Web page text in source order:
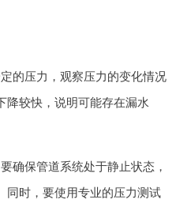
的压力，观察压力的变化情况
降较快，说明可能存在漏水
确保管道系统处于静止状态，
同时，要使用专业的压力测试